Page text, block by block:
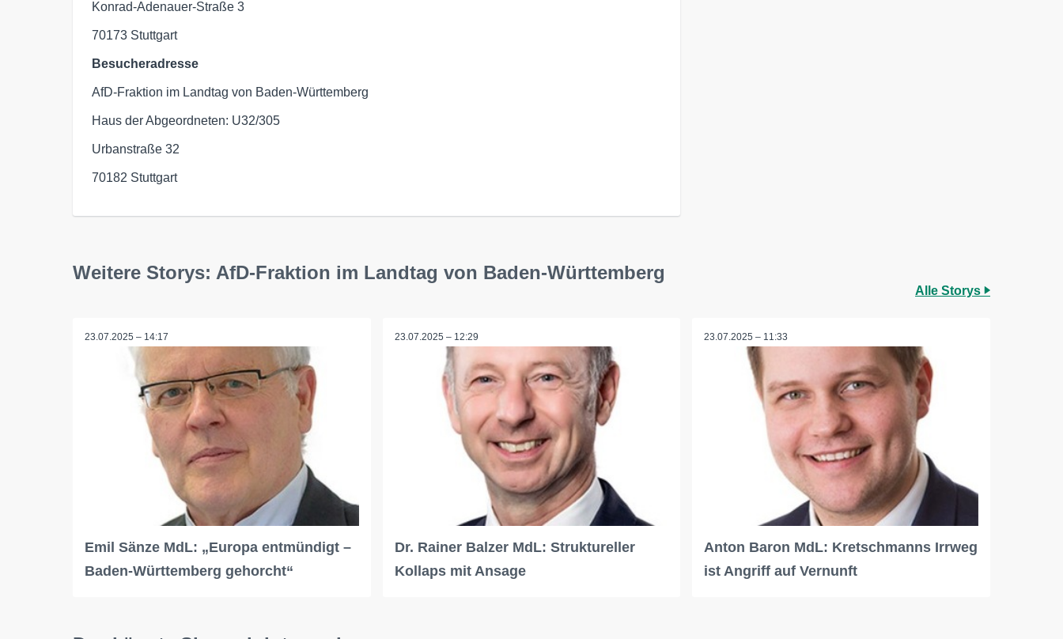
Konrad-Adenauer-Straße 3
70173 Stuttgart
Besucheradresse
AfD-Fraktion im Landtag von Baden-Württemberg
Haus der Abgeordneten: U32/305
Urbanstraße 32
70182 Stuttgart
Weitere Storys: AfD-Fraktion im Landtag von Baden-Württemberg
Alle Storys
23.07.2025 – 14:17
Emil Sänze MdL: „Europa entmündigt –
Baden-Württemberg gehorcht“
23.07.2025 – 12:29
Dr. Rainer Balzer MdL: Struktureller
Kollaps mit Ansage
23.07.2025 – 11:33
Anton Baron MdL: Kretschmanns Irrweg
ist Angriff auf Vernunft